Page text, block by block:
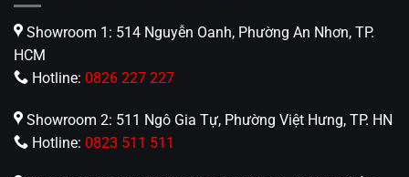
Showroom 1: 514 Nguyễn Oanh, Phường An Nhơn, TP.
HCM
Hotline: 0826 227 227
Showroom 2: 511 Ngô Gia Tự, Phường Việt Hưng, TP. HN
Hotline: 0823 511 511